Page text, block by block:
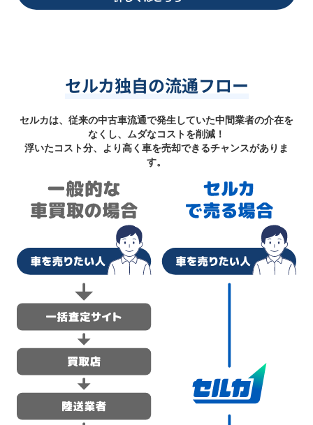
セルカ独自の流通フロー
セルカは、従来の中古車流通で発生していた中間業者の介在を
なくし、ムダなコストを削減！
浮いたコスト分、より高く車を売却できるチャンスがありま
す。